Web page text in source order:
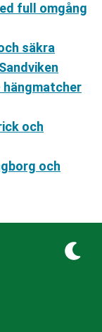
full omgång
säkra
hängmatcher
och
och